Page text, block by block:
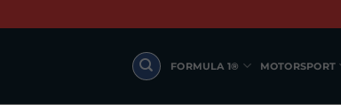
to
FORMULA 1® MOTORSPORT